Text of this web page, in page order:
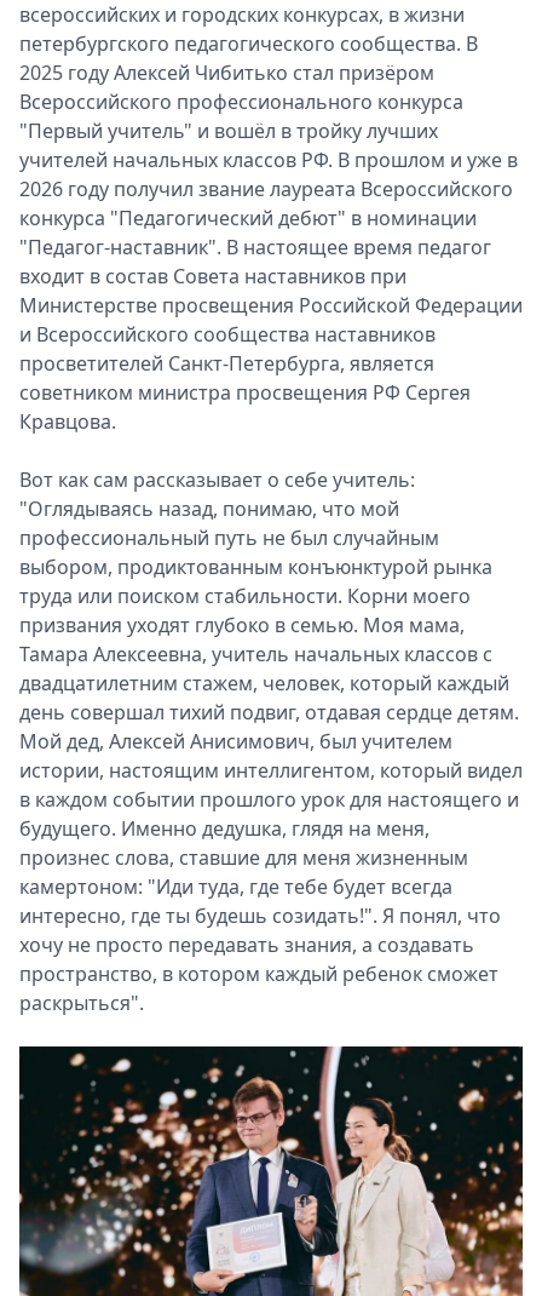
всероссийских и городских конкурсах, в жизни
петербургского педагогического сообщества. В
2025 году Алексей Чибитько стал призёром
Всероссийского профессионального конкурса
"Первый учитель" и вошёл в тройку лучших
учителей начальных классов РФ. В прошлом и уже в
2026 году получил звание лауреата Всероссийского
конкурса "Педагогический дебют" в номинации
"Педагог-наставник". В настоящее время педагог
входит в состав Совета наставников при
Министерстве просвещения Российской Федерации
и Всероссийского сообщества наставников
просветителей Санкт-Петербурга, является
советником министра просвещения РФ Сергея
Кравцова.
Вот как сам рассказывает о себе учитель:
"Оглядываясь назад, понимаю, что мой
профессиональный путь не был случайным
выбором, продиктованным конъюнктурой рынка
труда или поиском стабильности. Корни моего
призвания уходят глубоко в семью. Моя мама,
Тамара Алексеевна, учитель начальных классов с
двадцатилетним стажем, человек, который каждый
день совершал тихий подвиг, отдавая сердце детям.
Мой дед, Алексей Анисимович, был учителем
истории, настоящим интеллигентом, который видел
в каждом событии прошлого урок для настоящего и
будущего. Именно дедушка, глядя на меня,
произнес слова, ставшие для меня жизненным
камертоном: "Иди туда, где тебе будет всегда
интересно, где ты будешь созидать!". Я понял, что
хочу не просто передавать знания, а создавать
пространство, в котором каждый ребенок сможет
раскрыться".